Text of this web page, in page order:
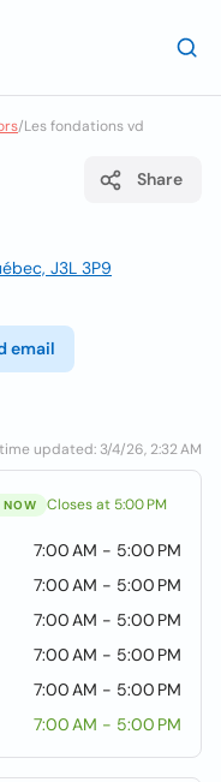
/Les fondations vd
Share
J3L 3P9
email
updated: 3/4/26, 2:32 AM
NOW Closes at 5:00 PM
7:00 AM - 5:00 PM
7:00 AM - 5:00 PM
7:00 AM - 5:00 PM
7:00 AM - 5:00 PM
7:00 AM - 5:00 PM
7:00 AM - 5:00 PM